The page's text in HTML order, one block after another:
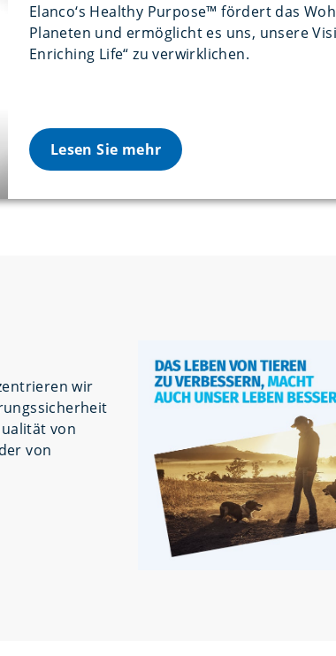
Elanco‘s Healthy Purpose™ fördert das
Planeten und ermöglicht es uns, unsere
Enriching Life“ zu verwirklichen.
Lesen Sie mehr
wir
von
von